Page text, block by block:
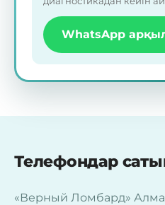
WhatsApp
Телефондар
«Верный Ломбард»